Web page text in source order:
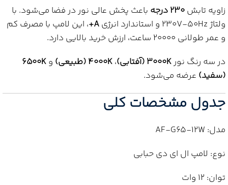
زاویه تابش230 درجه
باعث پخش عالی نور در فضا می‌شود. با
ولتاژ 230V-50Hz و استاندارد انرژی
A+ ، این لامپ با مصرف کم
و عمر طولانی ۲۰۰۰۰ ساعت، ارزش خرید بالایی دارد.
در سه رنگ نور3000K (آفتابی) ،4000K (طبیعی) و6500K
(سفید) عرضه می‌شود.
جدول مشخصات کلی
مدل: AF-G65-12W
نوع: لامپ ال ای دی حبابی
توان: 12 وات